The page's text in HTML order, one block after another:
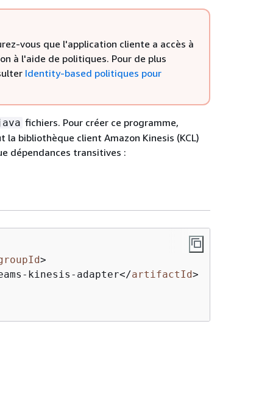
vous que l'application cliente a accès à
à l'aide de politiques. Pour de plus
Identity-based politiques pour
fichiers. Pour créer ce programme,
bibliothèque client Amazon Kinesis (KCL)
dépendances transitives :
>
kinesis-adapter</artifactId>